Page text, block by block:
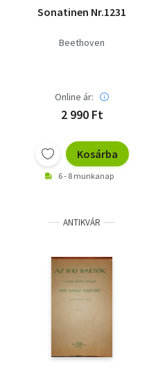
Sonatinen Nr.1231
Beethoven
Online ár:
2 990 Ft
Kosárba
6 - 8 munkanap
ANTIKVÁR